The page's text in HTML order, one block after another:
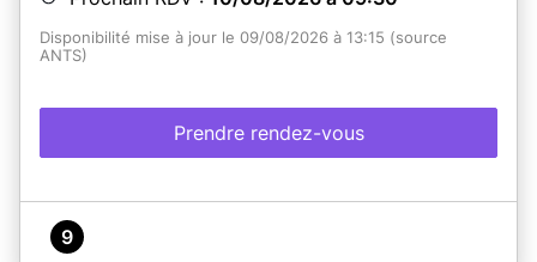
Disponibilité mise à jour le 09/08/2026 à 13:15 (source
ANTS)
Prendre rendez-vous
9